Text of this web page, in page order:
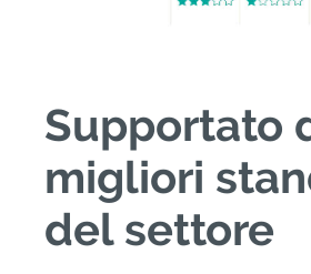
Supportato
migliori
del settore